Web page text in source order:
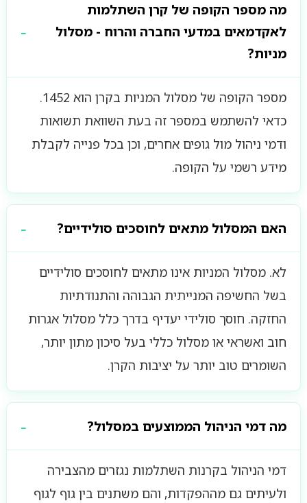
מה מספר הקופה של קרן השתלמות
לאקדמאים במדעי החברה והרוח - מסלול
מניות?
מספר הקופה של מסלול המניות בקרן הוא 1452.
כדאי להשתמש במספר זה בעת השוואת תשואות
ודמי ניהול מול גופים אחרים, וכן בכל פנייה לקבלת
מידע רשמי על הקופה.
האם המסלול מתאים לחוסכים סולידיים?
לא. מסלול המניות אינו מתאים לחוסכים סולידיים
בשל החשיפה המנייתית הגבוהה והתנודתיות
החזקה. חוסך סולידי יעדיף בדרך כלל מסלול אגרות
חוב ואשראי או מסלול כללי בעל סיכון מתון יותר,
השומרים טוב יותר על יציבות הקרן.
מה דמי הניהול הממוצעים במסלול?
דמי הניהול בקרנות השתלמות נגזרים מהצבירה
ולעיתים גם מההפקדות, והם משתנים בין גוף לגוף